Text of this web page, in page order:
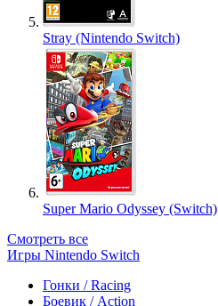
Stray (Nintendo Switch)
Super Mario Odyssey (Switch)
Смотреть все
Игры Nintendo Switch
Гонки / Racing
Боевик / Action